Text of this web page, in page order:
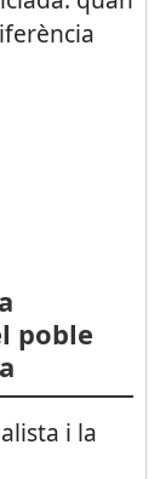
poble
i la